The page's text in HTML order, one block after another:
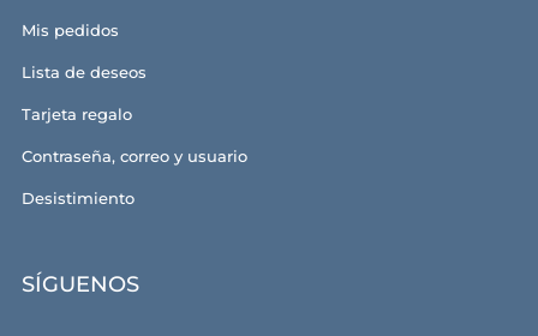
Mis pedidos
Lista de deseos
Tarjeta regalo
Contraseña, correo y usuario
Desistimiento
SÍGUENOS